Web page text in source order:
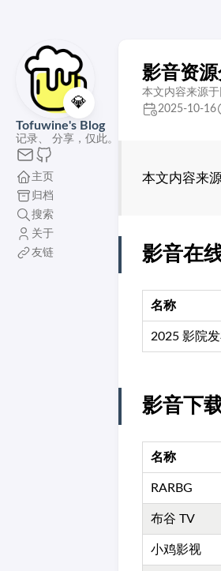
💎
Tofuwine's Blog
记录、 分享，仅此。
主页
归档
搜索
关于
友链
影音资
本文内容来源
2025-10-16
本文内容来
影音在
名称
2025 影院
影音下
名称
RARBG
布谷 TV
小鸡影视